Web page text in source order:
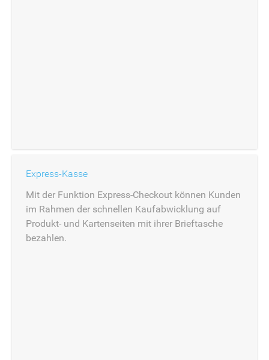
Express-Kasse
Mit der Funktion Express-Checkout können Kunden
im Rahmen der schnellen Kaufabwicklung auf
Produkt- und Kartenseiten mit ihrer Brieftasche
bezahlen.